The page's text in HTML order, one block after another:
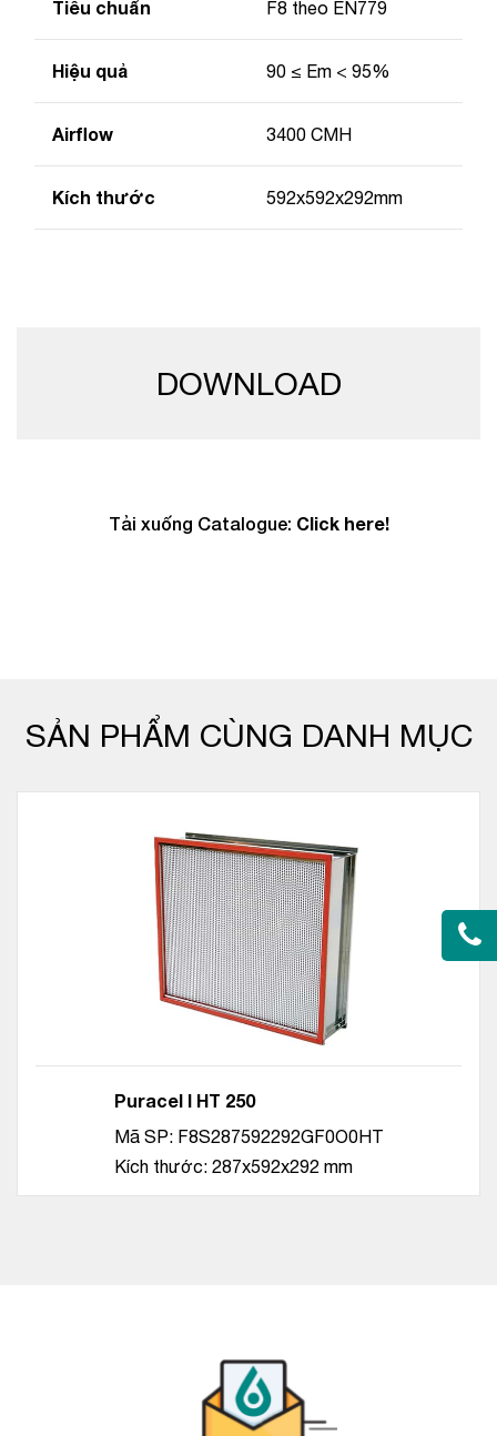
Tiêu chuẩn F8 theo EN779
Hiệu quả 90 ≤ Em < 95%
Airflow 3400 CMH
Kích thước 592x592x292mm
DOWNLOAD
Tải xuống Catalogue: Click here!
SẢN PHẨM CÙNG DANH MỤC
Puracel I HT 250
Mã SP: F8S287592292GF0O0HT
Kích thước: 287x592x292 mm